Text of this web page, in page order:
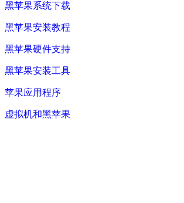
黑苹果系统下载
黑苹果安装教程
黑苹果硬件支持
黑苹果安装工具
苹果应用程序
虚拟机和黑苹果